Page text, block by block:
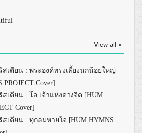
View all »
สเตียน : พระองค์ทรงเลี้ยงนกน้อยใหญ่
PROJECT Cover]
เตียน : โอ เจ้าแห่งดวงจิต [HUM
Cover]
เตียน : ทุกลมหายใจ [HUM HYMNS